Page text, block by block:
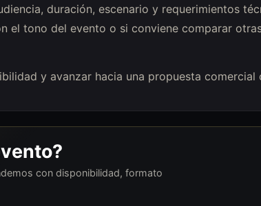
duración, escenario y requerimientos
el tono del evento o si conviene comparar
y avanzar hacia una propuesta comercial
con disponibilidad, formato